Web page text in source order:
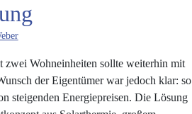
zwei Wohneinheiten sollte weiterhin mit
der Eigentümer war jedoch klar: so
steigenden Energiepreisen. Die Lösung